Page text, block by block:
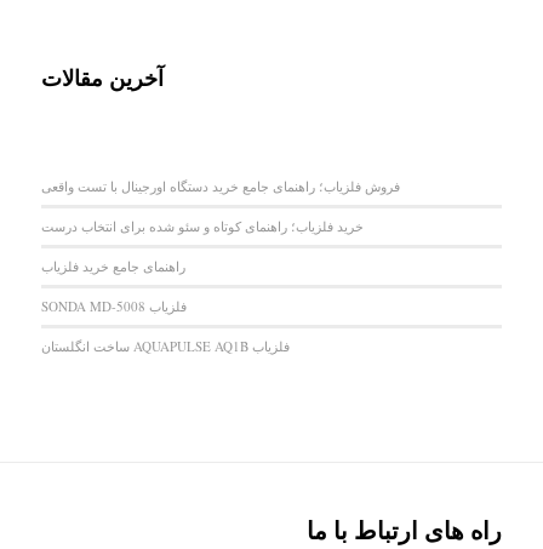
آخرین مقالات
فروش فلزیاب؛ راهنمای جامع خرید دستگاه اورجینال با تست واقعی
خرید فلزیاب؛ راهنمای کوتاه و سئو شده برای انتخاب درست
راهنمای جامع خرید فلزیاب
فلزیاب SONDA MD-5008
فلزیاب AQUAPULSE AQ1B ساخت انگلستان
راه های ارتباط با ما